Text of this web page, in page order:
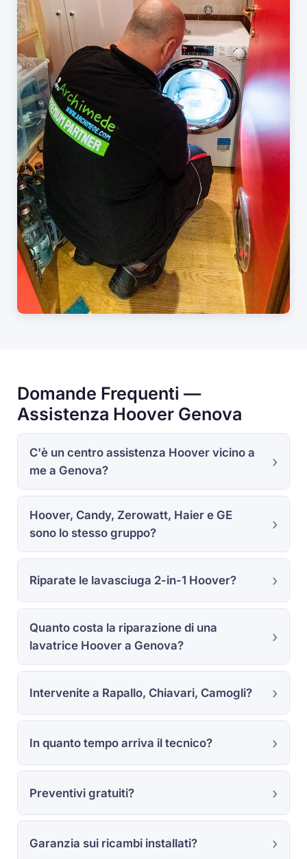
Domande Frequenti —
Assistenza Hoover Genova
C'è un centro assistenza Hoover vicino a
me a Genova?
Hoover, Candy, Zerowatt, Haier e GE
sono lo stesso gruppo?
Riparate le lavasciuga 2-in-1 Hoover?
Quanto costa la riparazione di una
lavatrice Hoover a Genova?
Intervenite a Rapallo, Chiavari, Camogli?
In quanto tempo arriva il tecnico?
Preventivi gratuiti?
Garanzia sui ricambi installati?